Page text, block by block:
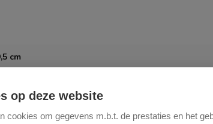
op deze website
cookies om gegevens m.b.t. de prestaties en het
cm